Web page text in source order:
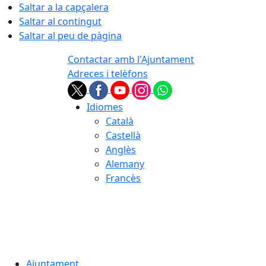
Saltar a la capçalera
Saltar al contingut
Saltar al peu de pàgina
Contactar amb l'Ajuntament
Adreces i telèfons
Idiomes
Català
Castellà
Anglès
Alemany
Francès